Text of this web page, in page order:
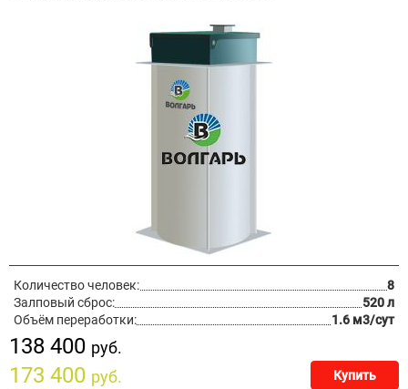
Количество человек:
8
Залповый сброс:
520 л
Объём переработки:
1.6 м3/сут
138 400 руб.
173 400 руб. Купить